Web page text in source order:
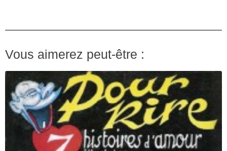
Vous aimerez peut-être :